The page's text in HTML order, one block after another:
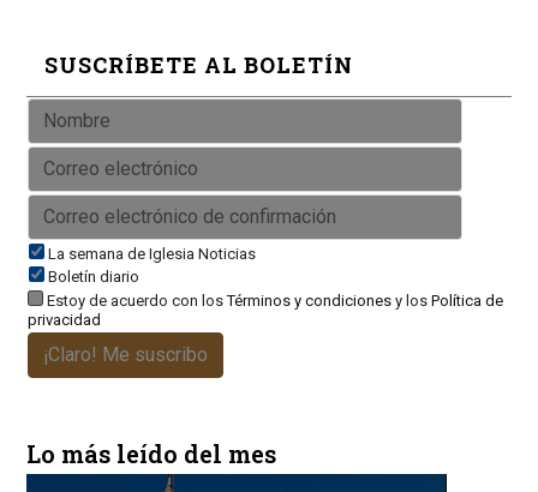
SUSCRÍBETE AL BOLETÍN
La semana de Iglesia Noticias
Boletín diario
Estoy de acuerdo con losTérminos y condicionesy los Política de
privacidad
¡Claro! Me suscribo
Lo más leído del mes